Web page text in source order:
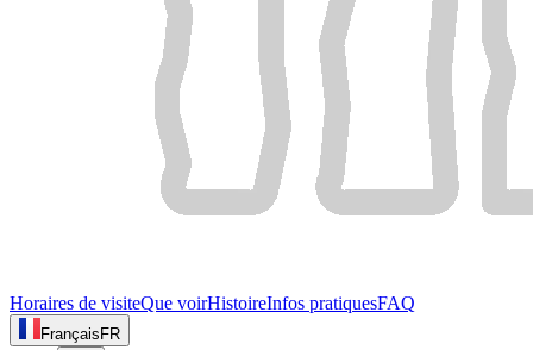
Horaires de visiteQue voirHistoireInfos pratiquesFAQ
Français FR